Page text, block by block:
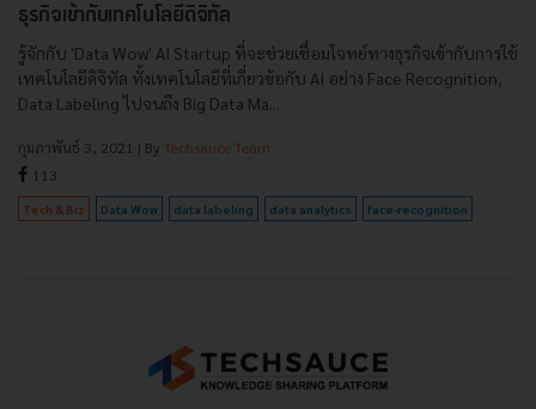
ธุรกิจเข้ากับเทคโนโลยีดิจิทัล
รู้จักกับ 'Data Wow' AI Startup ที่จะช่วยเชื่อมโจทย์ทางธุรกิจเข้ากับการใช้
เทคโนโลยีดิจิทัล ทั้งเทคโนโลยีที่เกี่ยวข้อกับ AI อย่าง Face Recognition,
Data Labeling ไปจนถึง Big Data Ma...
กุมภาพันธ์ 3, 2021 | By Techsauce Team
113
Tech & Biz Data Wow data labeling data analytics face-recognition